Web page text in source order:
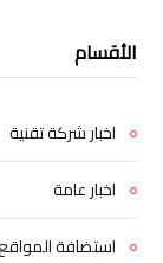
الأقسام
اخبار شركة تقنية
اخبار عامة
استضافة